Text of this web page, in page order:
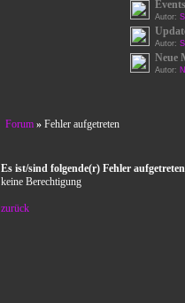
Autor:
Autor:
Neue
Autor:
Forum » Fehler aufgetreten
Es ist/sind folgende(r) Fehler aufgetreten
keine Berechtigung
zurück